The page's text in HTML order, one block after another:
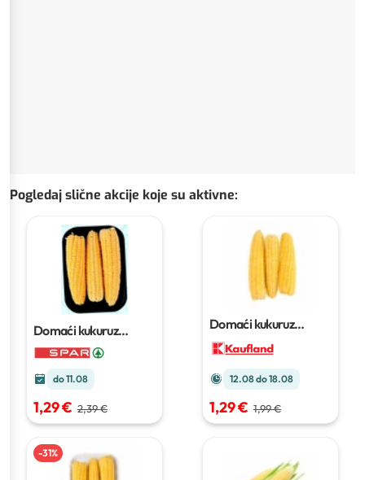
Pogledaj slične akcije koje su aktivne:
Domaći kukuruz
šećerac1 pak (3/1)
do 11.08
1,29 € 2,39 €
Domaći kukuruz
komada
12.08 do 18.08
1,29 € 1,99 €
-31%